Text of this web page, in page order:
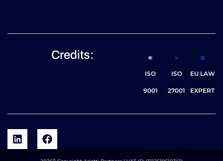
Credits:
ISO
9001
ISO
27001
EU LAW
EXPERT
©